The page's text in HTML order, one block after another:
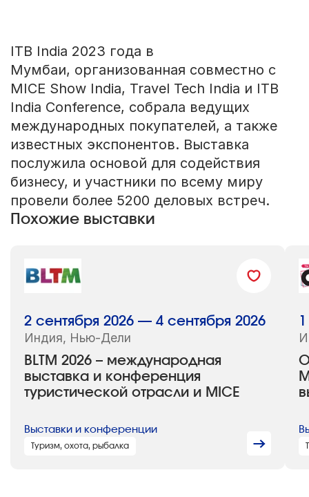
ITB India 2023 года в
Мумбаи, организованная совместно с
MICE Show India, Travel Tech India и ITB
India Conference, собрала ведущих
международных покупателей, а также
известных экспонентов. Выставка
послужила основой для содействия
бизнесу, и участники по всему миру
провели более 5200 деловых встреч.
Похожие выставки
BLTM 2026 – международная
выставка и конференция
туристической отрасли и MICE
2 сентября 2026 — 4 сентября 2026
Индия, Нью-Дели
Выставки и конференции
Туризм, охота, рыбалка